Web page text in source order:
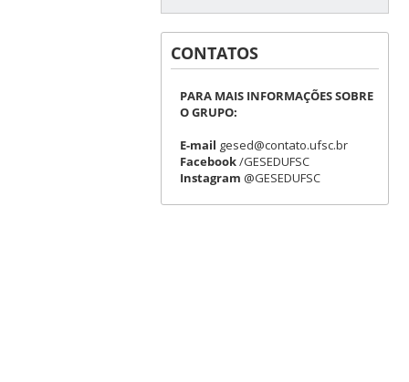
CONTATOS
PARA MAIS INFORMAÇÕES SOBRE
O GRUPO:
E-mail gesed@contato.ufsc.br
Facebook/GESEDUFSC
Instagram @GESEDUFSC